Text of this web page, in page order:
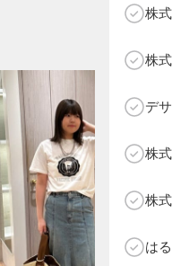
株
株
デ
株
株
は